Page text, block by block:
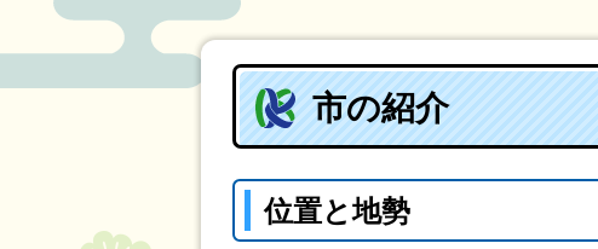
市の紹介
位置と地勢